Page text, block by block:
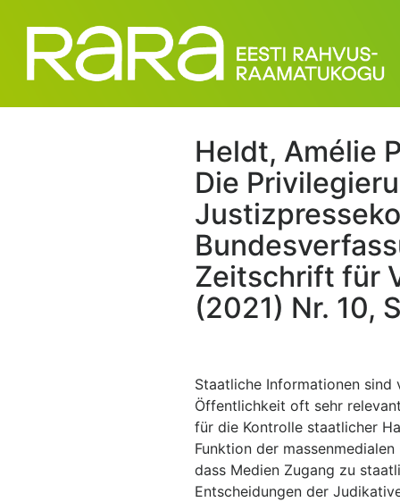
Heldt, Amélie
Die
Zeitschrift für
(2021) Nr. 10,
Staatliche Informationen sind
Öffentlichkeit oft sehr
für die Kontrolle staatlicher
Funktion der
dass Medien Zugang zu
Entscheidungen der